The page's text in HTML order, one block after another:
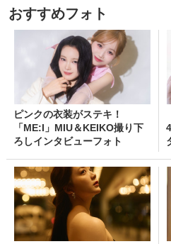
おすすめフォト
ピンクの衣装がステキ！
「ME:I」MIU＆KEIKO撮り下
ろしインタビューフォト